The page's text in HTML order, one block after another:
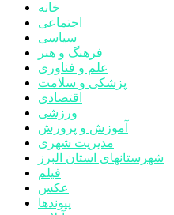
خانه
اجتماعی
سیاسی
فرهنگ و هنر
علم و فناوری
پزشکی و سلامت
اقتصادی
ورزشی
آموزش و پرورش
مدیریت شهری
شهرستانهای استان البرز
فیلم
عکس
پیوندها